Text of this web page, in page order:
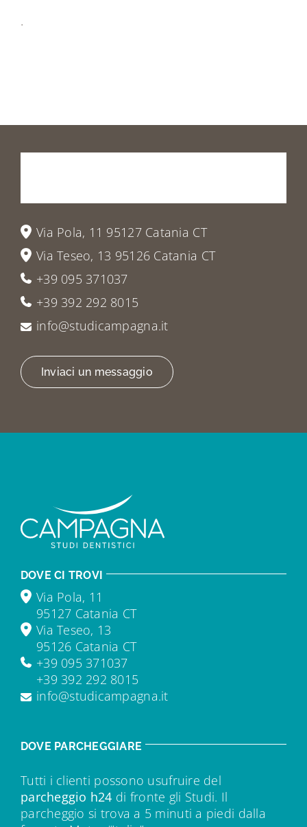
.
Via Pola, 11 95127 Catania CT
Via Teseo, 13 95126 Catania CT
+39 095 371037
+39 392 292 8015
info@studicampagna.it
Inviaci un messaggio
DOVE CI TROVI
Via Pola, 11
95127 Catania CT
Via Teseo, 13
95126 Catania CT
+39 095 371037
+39 392 292 8015
info@studicampagna.it
DOVE PARCHEGGIARE
Tutti i clienti possono usufruire del
parcheggio h24 di fronte gli Studi. Il
parcheggio si trova a 5 minuti a piedi dalla